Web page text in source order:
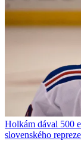
Holkám dával 500
slovenského